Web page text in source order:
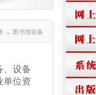
→ 图书馆装备
设备
单位资